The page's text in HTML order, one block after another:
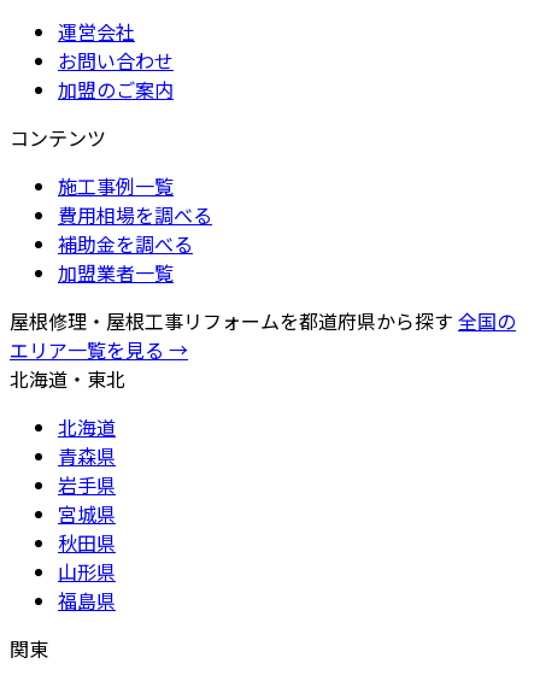
運営会社
お問い合わせ
加盟のご案内
コンテンツ
施工事例一覧
費用相場を調べる
補助金を調べる
加盟業者一覧
屋根修理・屋根工事リフォームを都道府県から探す 全国の
エリア一覧を見る →
北海道・東北
北海道
青森県
岩手県
宮城県
秋田県
山形県
福島県
関東